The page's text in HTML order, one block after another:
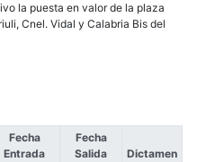
la puesta en valor de la plaza
Cnel. Vidal y Calabria Bis del
Fecha
Entrada
Fecha
Salida
Dictamen